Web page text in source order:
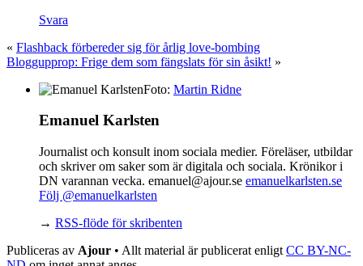
Svara
« Flashback förbereder sig för årlig love-bombing
Bloggupprop: Frige dem som fängslats för sin åsikt! »
Foto: Martin Ridne
Emanuel Karlsten
Journalist och konsult inom sociala medier. Föreläser, utbildar
och skriver om saker som är digitala och sociala. Krönikor i
DN varannan vecka. emanuel@ajour.se emanuelkarlsten.se
Följ @emanuelkarlsten
→ RSS-flöde för skribenten
Publiceras av Ajour • Allt material är publicerat enligt CC BY-NC-